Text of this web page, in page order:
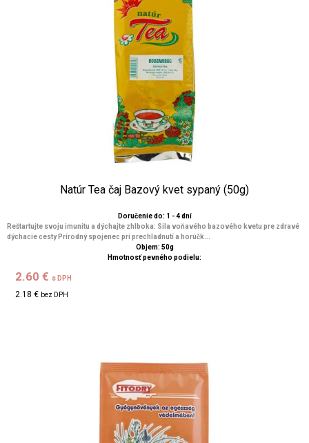
Natúr Tea čaj Bazový kvet sypaný (50g)
Doručenie do: 1 - 4 dní
Reštartujte svoju imunitu a dýchajte zhlboka: Sila voňavého bazového kvetu pre zdravé
dýchacie cesty Prírodný spojenec pri prechladnutí a horúčk...
Objem: 50g
Hmotnosť pevného podielu:
2.60 € s DPH
2.18 € bez DPH